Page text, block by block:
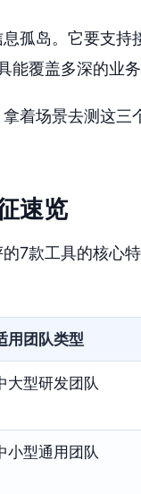
孤岛。它要支持
能覆盖多深的业务
着场景去测这
速览
7款工具的核心
用团队类型
大型研发团队
小型通用团队